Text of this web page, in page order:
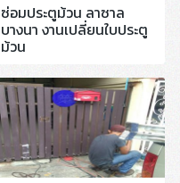
ซ่อมประตูม้วน ลาซาล
บางนา งานเปลี่ยนใบประตู
ม้วน